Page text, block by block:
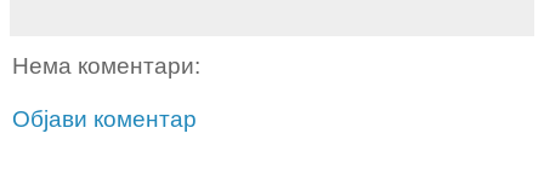
Нема коментари:
Објави коментар